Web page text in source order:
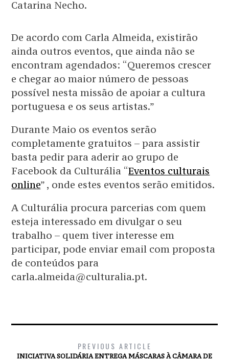
Catarina Necho.
De acordo com Carla Almeida, existirão
ainda outros eventos, que ainda não se
encontram agendados: “Queremos crescer
e chegar ao maior número de pessoas
possível nesta missão de apoiar a cultura
portuguesa e os seus artistas.”
Durante Maio os eventos serão
completamente gratuitos – para assistir
basta pedir para aderir ao grupo de
Facebook da Culturália “Eventos culturais
online” , onde estes eventos serão emitidos.
A Culturália procura parcerias com quem
esteja interessado em divulgar o seu
trabalho – quem tiver interesse em
participar, pode enviar email com proposta
de conteúdos para
carla.almeida@culturalia.pt.
PREVIOUS ARTICLE
INICIATIVA SOLIDÁRIA ENTREGA MÁSCARAS À CÂMARA DE